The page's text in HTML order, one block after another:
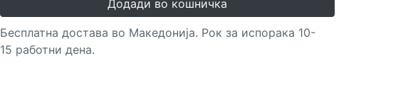
Додади во кошничка
Бесплатна достава во Македонија. Рок за испорака 10-
15 работни дена.